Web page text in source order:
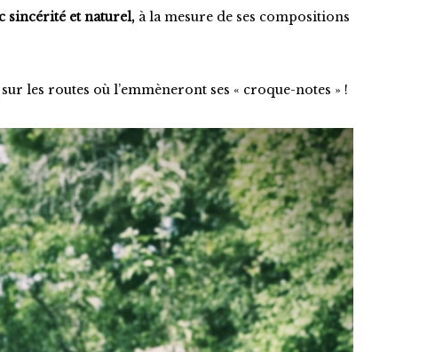
sincérité et naturel,à la mesure de ses compositions
les routes où l’emmèneront ses « croque-notes » !